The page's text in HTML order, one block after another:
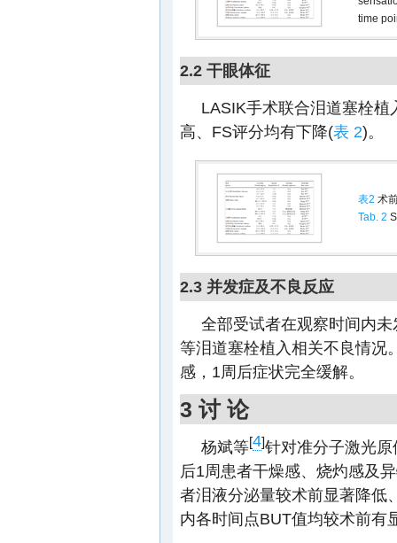
time
2.2 干眼体征
LASIK手术联合泪道塞栓
高、FS评分均有下降(表 2)。
表2 术
Tab. 2
2.3 并发症及不良反应
全部受试者在观察时间内
等泪道塞栓植入相关不良情况
感，1周后症状完全缓解。
3 讨 论
杨斌等[4]针对准分子激光
后1周患者干燥感、烧灼感及
者泪液分泌量较术前显著降低
内各时间点BUT值均较术前有